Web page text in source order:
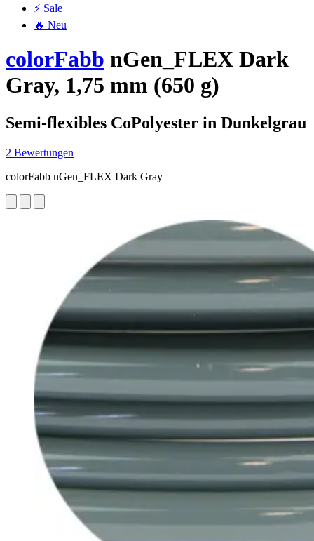
⚡ Sale
🔥 Neu
colorFabb nGen_FLEX Dark
Gray, 1,75 mm (650 g)
Semi-flexibles CoPolyester in Dunkelgrau
2 Bewertungen
colorFabb nGen_FLEX Dark Gray